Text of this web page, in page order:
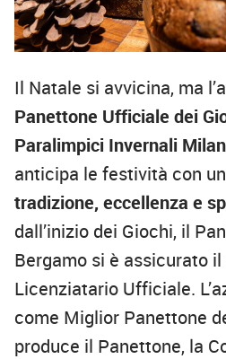
Il Natale si avvicina, ma
Panettone Ufficiale dei
Paralimpici Invernali
anticipa le festività con
tradizione, eccellenza e
dall’inizio dei Giochi, il
Bergamo si è assicurato
Licenziatario Ufficiale.
come Miglior Panettone
produce il Panettone, la